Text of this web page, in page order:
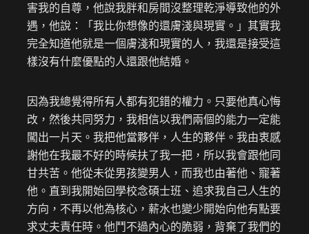
害我的自尊，他說我胖和房間沒整理乾淨導致他的外
遇，他說：「我比你想像的還膚淺與現實。」其實我
完全知道他就是一個膚淺和現實的人，我還是接受這
樣沒有什麼優點的人還跟他結婚。
因為我總覺得所有人都有犯錯的權力。只要他真心悔
改，然後共同努力，我相信以我們兩個的能力一定能
闖出一片天。我把他當夥伴，人生的夥伴。我由衷感
謝他在我最不好的時候扶了我一把，所以我會跟他同
甘共苦。他從未從男孩變男人，而我也由著他、寵著
他。直到我開始回學校念碩士班、追求我自己人生的
方向，不再以他為核心，薪水也變少開始向他有點要
求丈夫責任時。他鬥不過內心的脆弱，背棄了我們的